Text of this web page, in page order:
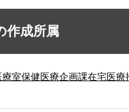
作成所属
室保健医療企画課在宅医療